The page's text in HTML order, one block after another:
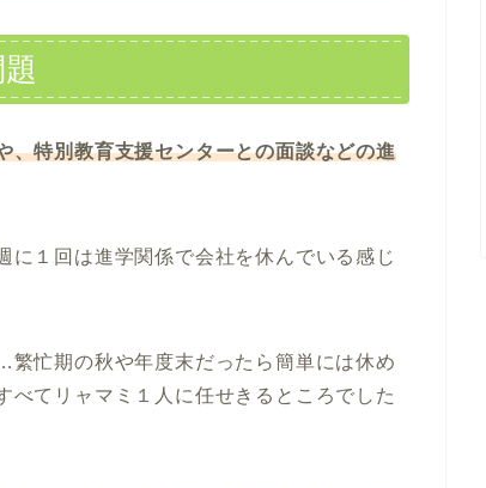
、特別教育支援センターとの面談などの進
に１回は進学関係で会社を休んでいる感じ
忙期の秋や年度末だったら簡単には休め
べてリャマミ１人に任せきるところでした